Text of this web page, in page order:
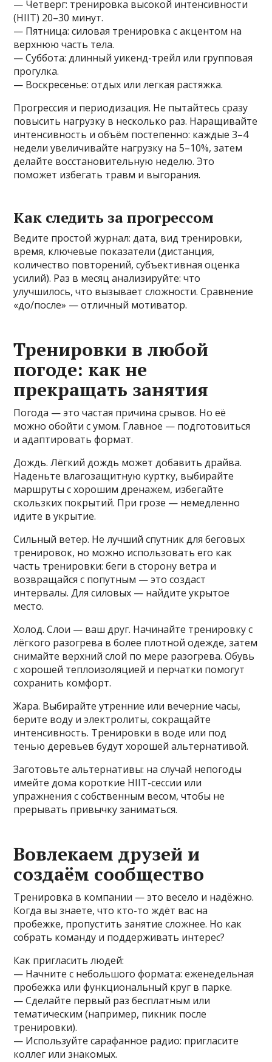
— Четверг: тренировка высокой интенсивности
(HIIT) 20–30 минут.
— Пятница: силовая тренировка с акцентом на
верхнюю часть тела.
— Суббота: длинный уикенд-трейл или групповая
прогулка.
— Воскресенье: отдых или легкая растяжка.
Прогрессия и периодизация. Не пытайтесь сразу
повысить нагрузку в несколько раз. Наращивайте
интенсивность и объём постепенно: каждые 3–4
недели увеличивайте нагрузку на 5–10%, затем
делайте восстановительную неделю. Это
поможет избегать травм и выгорания.
Как следить за прогрессом
Ведите простой журнал: дата, вид тренировки,
время, ключевые показатели (дистанция,
количество повторений, субъективная оценка
усилий). Раз в месяц анализируйте: что
улучшилось, что вызывает сложности. Сравнение
«до/после» — отличный мотиватор.
Тренировки в любой
погоде: как не
прекращать занятия
Погода — это частая причина срывов. Но её
можно обойти с умом. Главное — подготовиться
и адаптировать формат.
Дождь. Лёгкий дождь может добавить драйва.
Наденьте влагозащитную куртку, выбирайте
маршруты с хорошим дренажем, избегайте
скользких покрытий. При грозе — немедленно
идите в укрытие.
Сильный ветер. Не лучший спутник для беговых
тренировок, но можно использовать его как
часть тренировки: беги в сторону ветра и
возвращайся с попутным — это создаст
интервалы. Для силовых — найдите укрытое
место.
Холод. Слои — ваш друг. Начинайте тренировку с
лёгкого разогрева в более плотной одежде, затем
снимайте верхний слой по мере разогрева. Обувь
с хорошей теплоизоляцией и перчатки помогут
сохранить комфорт.
Жара. Выбирайте утренние или вечерние часы,
берите воду и электролиты, сокращайте
интенсивность. Тренировки в воде или под
тенью деревьев будут хорошей альтернативой.
Заготовьте альтернативы: на случай непогоды
имейте дома короткие HIIT-сессии или
упражнения с собственным весом, чтобы не
прерывать привычку заниматься.
Вовлекаем друзей и
создаём сообщество
Тренировка в компании — это весело и надёжно.
Когда вы знаете, что кто-то ждёт вас на
пробежке, пропустить занятие сложнее. Но как
собрать команду и поддерживать интерес?
Как пригласить людей:
— Начните с небольшого формата: еженедельная
пробежка или функциональный круг в парке.
— Сделайте первый раз бесплатным или
тематическим (например, пикник после
тренировки).
— Используйте сарафанное радио: пригласите
коллег или знакомых.